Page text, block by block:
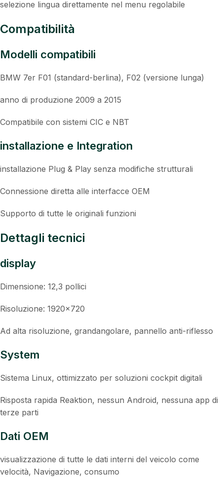
selezione lingua direttamente nel menu regolabile
Compatibilità
Modelli compatibili
BMW 7er F01 (standard-berlina), F02 (versione lunga)
anno di produzione 2009 a 2015
Compatibile con sistemi CIC e NBT
installazione e Integration
installazione Plug & Play senza modifiche strutturali
Connessione diretta alle interfacce OEM
Supporto di tutte le originali funzioni
Dettagli tecnici
display
Dimensione: 12,3 pollici
Risoluzione: 1920×720
Ad alta risoluzione, grandangolare, pannello anti-riflesso
System
Sistema Linux, ottimizzato per soluzioni cockpit digitali
Risposta rapida Reaktion, nessun Android, nessuna app di
terze parti
Dati OEM
visualizzazione di tutte le dati interni del veicolo come
velocità, Navigazione, consumo